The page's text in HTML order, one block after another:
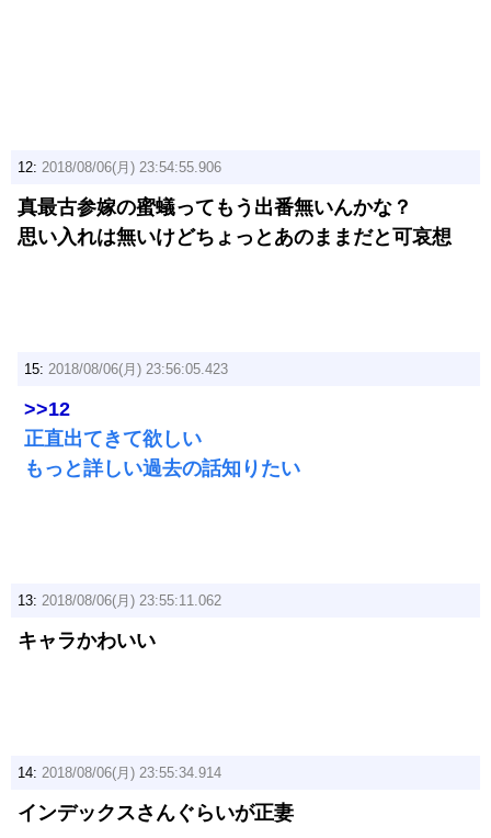
12: 2018/08/06(月) 23:54:55.906
真最古参嫁の蜜蟻ってもう出番無いんかな？
思い入れは無いけどちょっとあのままだと可哀想
15: 2018/08/06(月) 23:56:05.423
>>12
正直出てきて欲しい
もっと詳しい過去の話知りたい
13: 2018/08/06(月) 23:55:11.062
キャラかわいい
14: 2018/08/06(月) 23:55:34.914
インデックスさんぐらいが正妻